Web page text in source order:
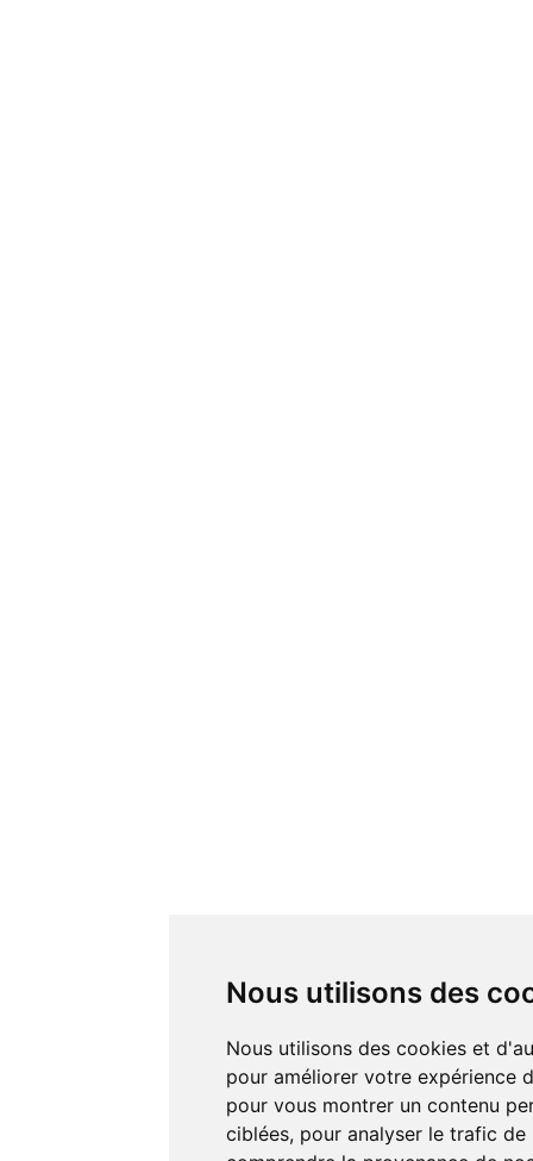
Nous utilisons des
Nous utilisons des cookies et d'autres technologies de suivi
pour améliorer votre expérience
pour vous montrer un contenu
ciblées, pour analyser le trafic